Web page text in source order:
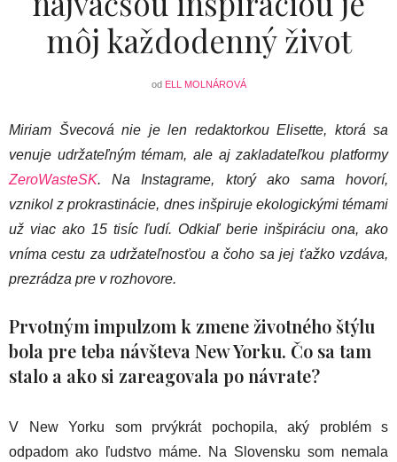
môj každodenný život
od ELL MOLNÁROVÁ
Miriam Švecová nie je len redaktorkou Elisette, ktorá sa
venuje udržateľným témam, ale aj zakladateľkou platformy
ZeroWasteSK. Na Instagrame, ktorý ako sama hovorí,
vznikol z prokrastinácie, dnes inšpiruje ekologickými témami
už viac ako 15 tisíc ľudí. Odkiaľ berie inšpiráciu ona, ako
vníma cestu za udržateľnosťou a čoho sa jej ťažko vzdáva,
prezrádza pre v rozhovore.
Prvotným impulzom k zmene životného štýlu
bola pre teba návšteva New Yorku. Čo sa tam
stalo a ako si zareagovala po návrate?
V New Yorku som prvýkrát pochopila, aký problém s
odpadom ako ľudstvo máme. Na Slovensku som nemala